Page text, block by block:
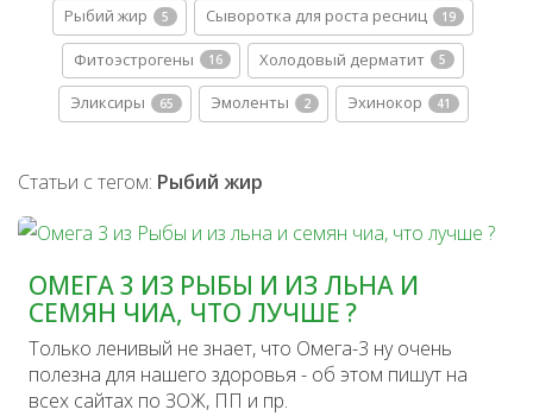
Рыбий жир 5 Сыворотка для роста ресниц 19
Фитоэстрогены 16 Холодовый дерматит 5
Эликсиры 65 Эмоленты 2 Эхинокор 41
Статьи с тегом: Рыбий жир
ОМЕГА 3 ИЗ РЫБЫ И ИЗ ЛЬНА И
СЕМЯН ЧИА, ЧТО ЛУЧШЕ ?
Только ленивый не знает, что Омега-3 ну очень
полезна для нашего здоровья - об этом пишут на
всех сайтах по ЗОЖ, ПП и пр.